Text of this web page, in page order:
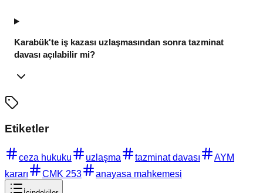
Karabük'te iş kazası uzlaşmasından sonra tazminat
davası açılabilir mi?
Etiketler
ceza hukuku uzlaşma tazminat davası
AYM
kararı
CMK 253 anayasa mahkemesi